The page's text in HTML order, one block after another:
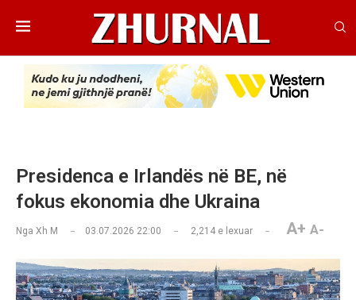
Presidenca e Irlandës në BE, në
fokus ekonomia dhe Ukraina
Nga Xh M 03.07.2026 22:00 2,214 e lexuar A+ A-